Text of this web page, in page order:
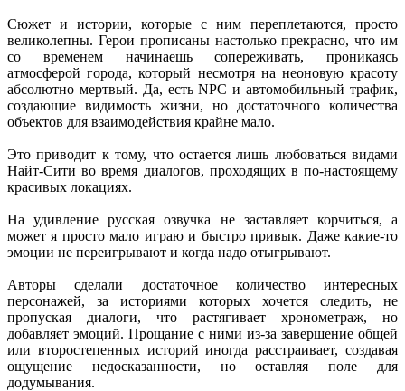
Сюжет и истории, которые с ним переплетаются, просто
великолепны. Герои прописаны настолько прекрасно, что им
со временем начинаешь сопереживать, проникаясь
атмосферой города, который несмотря на неоновую красоту
абсолютно мертвый. Да, есть NPC и автомобильный трафик,
создающие видимость жизни, но достаточного количества
объектов для взаимодействия крайне мало.
Это приводит к тому, что остается лишь любоваться видами
Найт-Сити во время диалогов, проходящих в по-настоящему
красивых локациях.
На удивление русская озвучка не заставляет корчиться, а
может я просто мало играю и быстро привык. Даже какие-то
эмоции не переигрывают и когда надо отыгрывают.
Авторы сделали достаточное количество интересных
персонажей, за историями которых хочется следить, не
пропуская диалоги, что растягивает хронометраж, но
добавляет эмоций. Прощание с ними из-за завершение общей
или второстепенных историй иногда расстраивает, создавая
ощущение недосказанности, но оставляя поле для
додумывания.